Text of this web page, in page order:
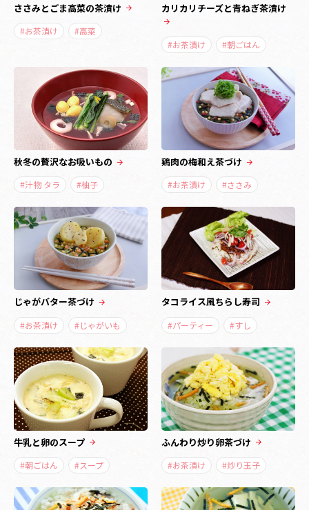
ささみとごま高菜の茶漬け
#お茶漬け #高菜
カリカリチーズと青ねぎ茶漬け
#お茶漬け #朝ごはん
秋冬の贅沢なお吸いもの
#汁物 タラ #柚子
鶏肉の梅和え茶づけ
#お茶漬け #ささみ
じゃがバター茶づけ
#お茶漬け #じゃがいも
タコライス風ちらし寿司
#パーティー #すし
牛乳と卵のスープ
#朝ごはん #スープ
ふんわり炒り卵茶づけ
#お茶漬け #炒り玉子